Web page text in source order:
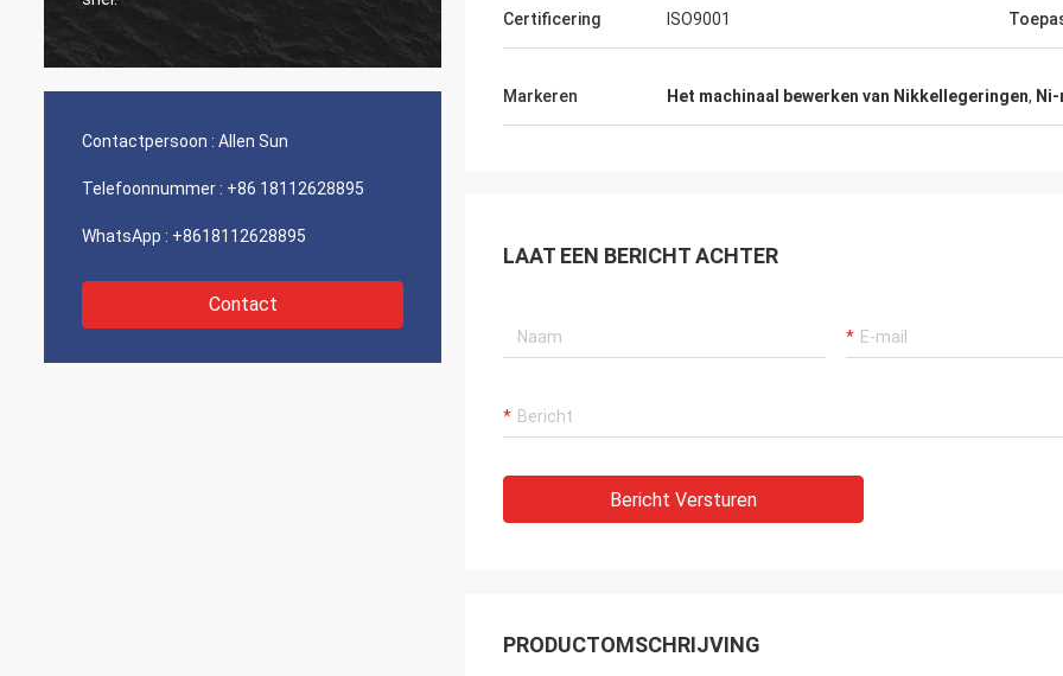
geweest!
Contactpersoon : Allen Sun
Telefoonnummer : +86 18112628895
WhatsApp : +8618112628895
Contact
Certificering ISO9001
Markeren Het machinaal bewerken van Nikkellegeringen,
LAAT EEN BERICHT ACHTER
Bericht Versturen
PRODUCTOMSCHRIJVING